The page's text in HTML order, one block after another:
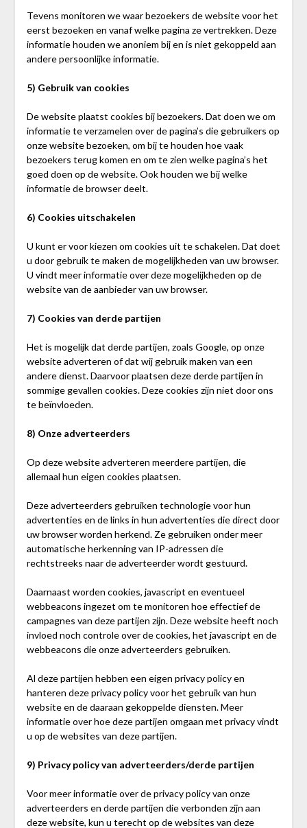
Tevens monitoren we waar bezoekers de website voor het
eerst bezoeken en vanaf welke pagina ze vertrekken. Deze
informatie houden we anoniem bij en is niet gekoppeld aan
andere persoonlijke informatie.
5) Gebruik van cookies
De website plaatst cookies bij bezoekers. Dat doen we om
informatie te verzamelen over de pagina’s die gebruikers op
onze website bezoeken, om bij te houden hoe vaak
bezoekers terug komen en om te zien welke pagina’s het
goed doen op de website. Ook houden we bij welke
informatie de browser deelt.
6) Cookies uitschakelen
U kunt er voor kiezen om cookies uit te schakelen. Dat doet
u door gebruik te maken de mogelijkheden van uw browser.
U vindt meer informatie over deze mogelijkheden op de
website van de aanbieder van uw browser.
7) Cookies van derde partijen
Het is mogelijk dat derde partijen, zoals Google, op onze
website adverteren of dat wij gebruik maken van een
andere dienst. Daarvoor plaatsen deze derde partijen in
sommige gevallen cookies. Deze cookies zijn niet door ons
te beïnvloeden.
8) Onze adverteerders
Op deze website adverteren meerdere partijen, die
allemaal hun eigen cookies plaatsen.
Deze adverteerders gebruiken technologie voor hun
advertenties en de links in hun advertenties die direct door
uw browser worden herkend. Ze gebruiken onder meer
automatische herkenning van IP-adressen die
rechtstreeks naar de adverteerder wordt gestuurd.
Daarnaast worden cookies, javascript en eventueel
webbeacons ingezet om te monitoren hoe effectief de
campagnes van deze partijen zijn. Deze website heeft noch
invloed noch controle over de cookies, het javascript en de
webbeacons die onze adverteerders gebruiken.
Al deze partijen hebben een eigen privacy policy en
hanteren deze privacy policy voor het gebruik van hun
website en de daaraan gekoppelde diensten. Meer
informatie over hoe deze partijen omgaan met privacy vindt
u op de websites van deze partijen.
9) Privacy policy van adverteerders/derde partijen
Voor meer informatie over de privacy policy van onze
adverteerders en derde partijen die verbonden zijn aan
deze website, kun u terecht op de websites van deze